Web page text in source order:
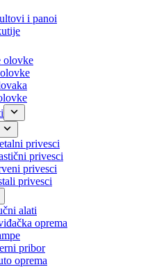
i panoi
olovke
privesci
privesci
privesci
privesci
alati
oprema
pribor
oprema